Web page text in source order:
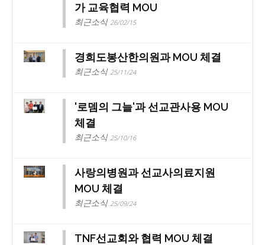
가 교육협력 MOU
최근소식 26/02/15
경희도봉산한의원과 MOU 체결
최근소식 25/11/24
'로뎀의 그늘'과 선교관사용 MOU
체결
최근소식 25/10/16
사랑의병원과 선교사의료지원
MOU 체결
최근소식 25/09/24
TNF선교회와 협력 MOU 체결